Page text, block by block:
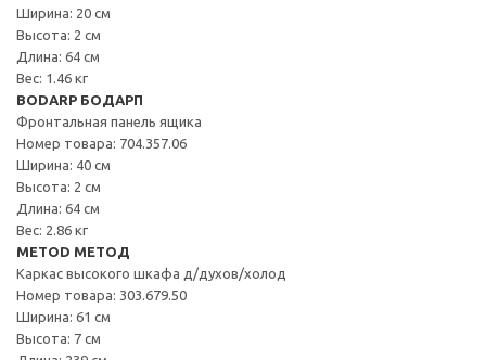
Ширина: 20 см
Высота: 2 см
Длина: 64 см
Вес: 1.46 кг
BODARP БОДАРП
Фронтальная панель ящика
Номер товара: 704.357.06
Ширина: 40 см
Высота: 2 см
Длина: 64 см
Вес: 2.86 кг
METOD МЕТОД
Каркас высокого шкафа д/духов/холод
Номер товара: 303.679.50
Ширина: 61 см
Высота: 7 см